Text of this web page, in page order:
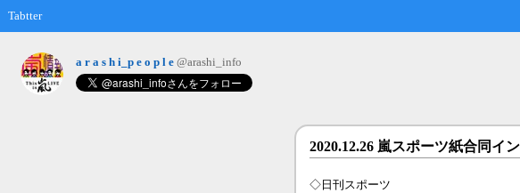
Tabtter
a r a s h i_p e o p l e @arashi_info
2020.12.26 嵐スポーツ紙合同イ
◇日刊スポーツ